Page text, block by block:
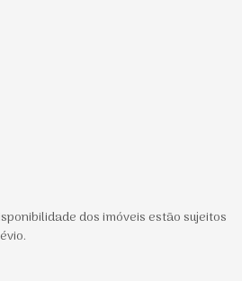
dos imóveis estão sujeitos